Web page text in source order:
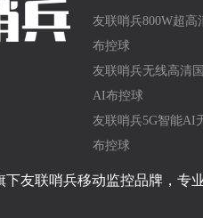
友联哨兵800W超高
布控球
友联哨兵无线高清
AI布控球
友联哨兵5G智能AI
布控球
友联哨兵移动监控品牌，专